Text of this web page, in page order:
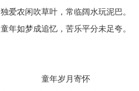
独爱农闲吹草叶，常临阔水玩泥巴。
童年如梦成追忆，苦乐平分未足夸。
童年岁月寄怀